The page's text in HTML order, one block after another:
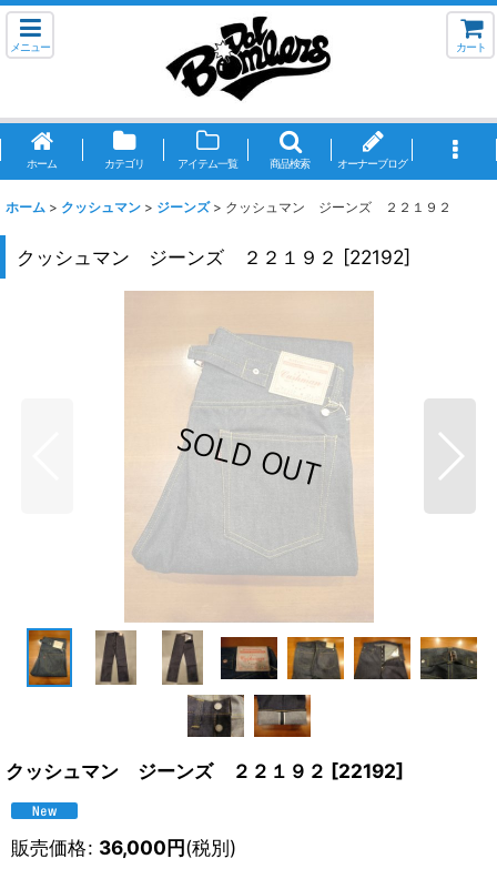
メニュー カート
ホーム カテゴリ アイテム一覧 商品検索 オーナーブログ
ホーム > クッシュマン > ジーンズ > クッシュマン ジーンズ ２２１９２
クッシュマン ジーンズ ２２１９２ [22192]
クッシュマン ジーンズ ２２１９２ [22192]
販売価格: 36,000円(税別)